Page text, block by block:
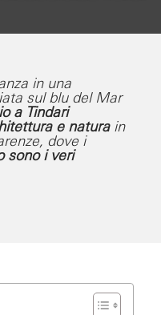
in una
sul blu del Mar
a Tindari
e naturain
dove i
sono i veri